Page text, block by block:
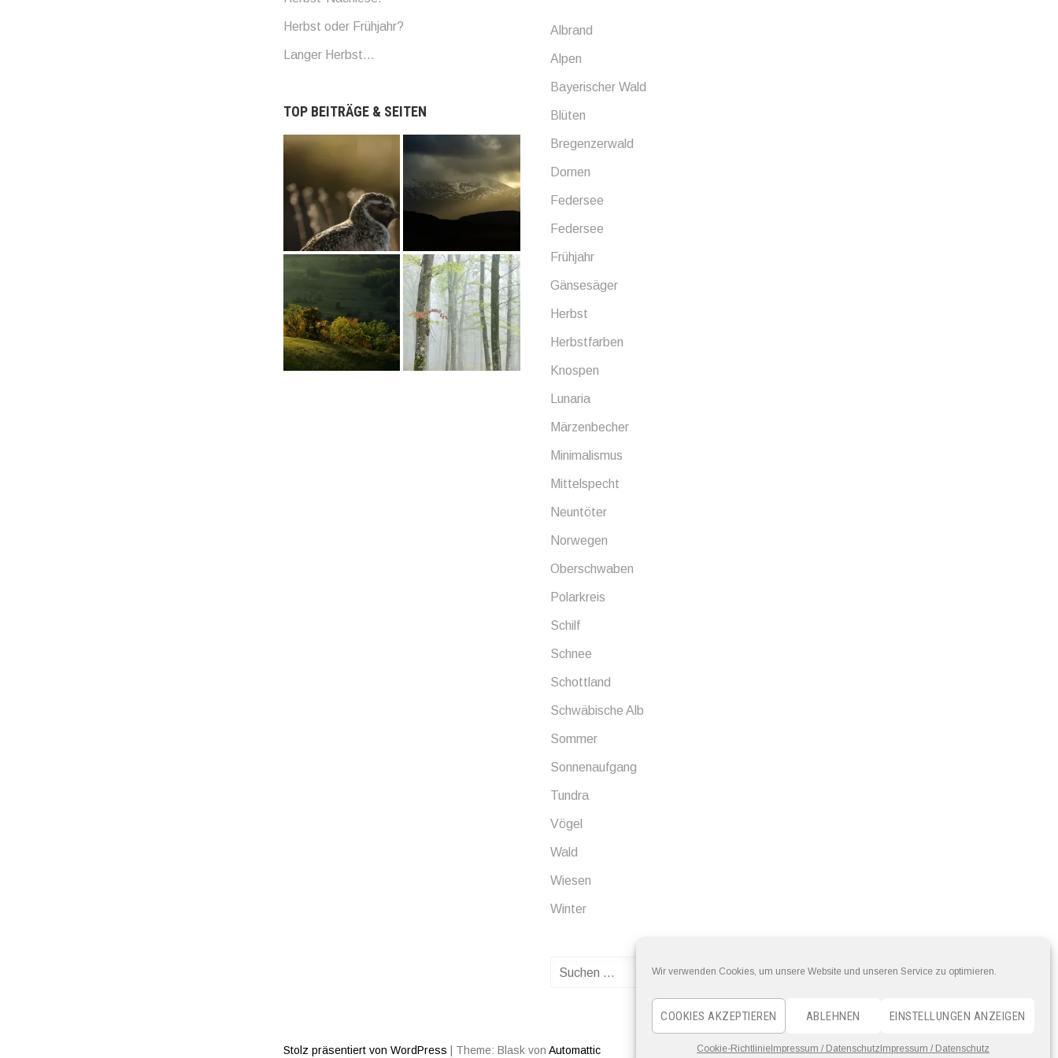
Wir verwenden Cookies, um unsere Website und unseren Service zu optimieren.
COOKIES AKZEPTIEREN ABLEHNEN EINSTELLUNGEN ANZEIGEN
Cookie-RichtlinieImpressum / Datenschutz Impressum / Datenschutz
Herbst oder Frühjahr?
Langer Herbst…
TOP BEITRÄGE & SEITEN
Albrand
Alpen
Bayerischer Wald
Blüten
Bregenzerwald
Dornen
Federsee
Federsee
Frühjahr
Gänsesäger
Herbst
Herbstfarben
Knospen
Lunaria
Märzenbecher
Minimalismus
Mittelspecht
Neuntöter
Norwegen
Oberschwaben
Polarkreis
Schilf
Schnee
Schottland
Schwäbische Alb
Sommer
Sonnenaufgang
Tundra
Vögel
Wald
Wiesen
Winter
Suchen
Stolz präsentiert von WordPress Theme: Blask von Automattic